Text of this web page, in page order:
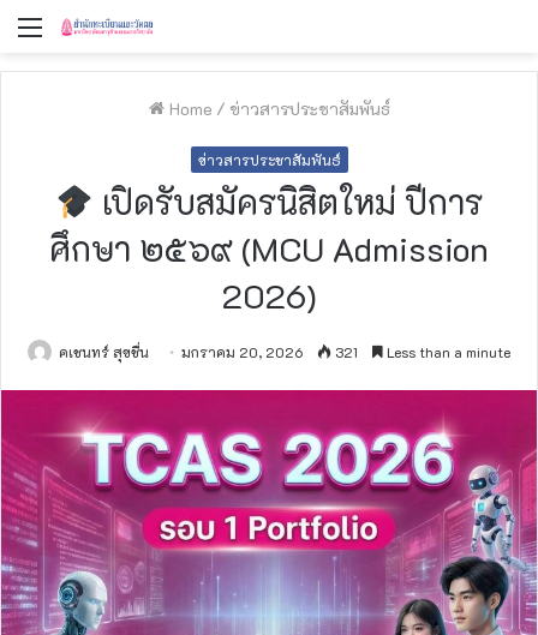
Menu
Home / ข่าวสารประชาสัมพันธ์
ข่าวสารประชาสัมพันธ์
เปิดรับสมัครนิสิตใหม่ ปีการ
ศึกษา ๒๕๖๙ (MCU Admission
2026)
คเชนทร์ สุขชื่น มกราคม 20, 2026 321 Less than a minute